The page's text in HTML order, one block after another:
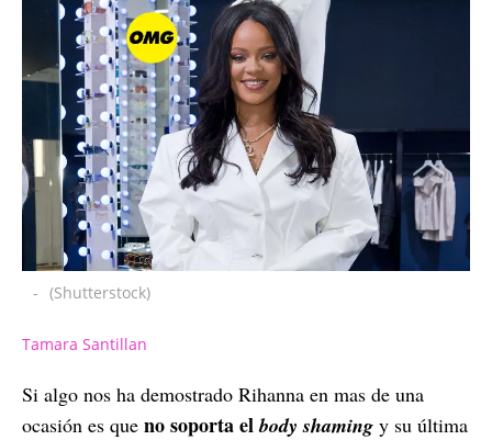
- (Shutterstock)
Tamara Santillan
Si algo nos ha demostrado Rihanna en mas de una
ocasión es que no soporta elbody shaming y su última